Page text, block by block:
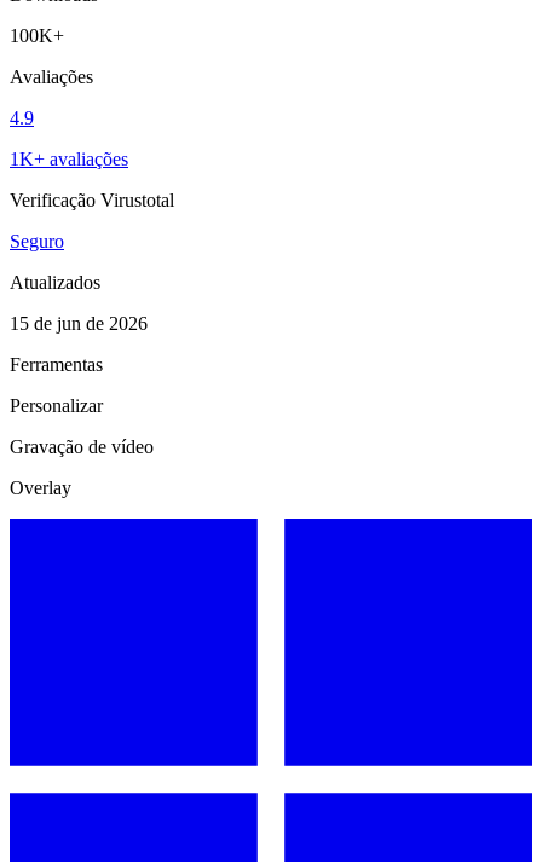
100K+
Avaliações
4.9
1K+ avaliações
Verificação Virustotal
Seguro
Atualizados
15 de jun de 2026
Ferramentas
Personalizar
Gravação de vídeo
Overlay